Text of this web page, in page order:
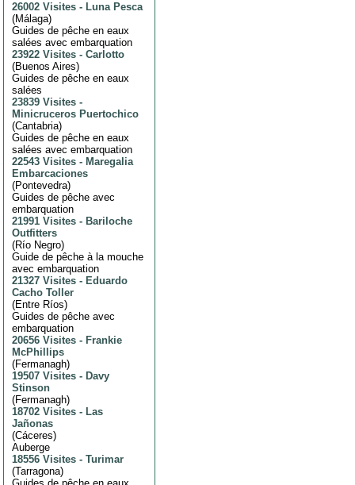
26002 Visites - Luna Pesca
(Málaga)
Guides de pêche en eaux
salées avec embarquation
23922 Visites - Carlotto
(Buenos Aires)
Guides de pêche en eaux
salées
23839 Visites -
Minicruceros Puertochico
(Cantabria)
Guides de pêche en eaux
salées avec embarquation
22543 Visites - Maregalia
Embarcaciones
(Pontevedra)
Guides de pêche avec
embarquation
21991 Visites - Bariloche
Outfitters
(Río Negro)
Guide de pêche à la mouche
avec embarquation
21327 Visites - Eduardo
Cacho Toller
(Entre Ríos)
Guides de pêche avec
embarquation
20656 Visites - Frankie
McPhillips
(Fermanagh)
19507 Visites - Davy
Stinson
(Fermanagh)
18702 Visites - Las
Jañonas
(Cáceres)
Auberge
18556 Visites - Turimar
(Tarragona)